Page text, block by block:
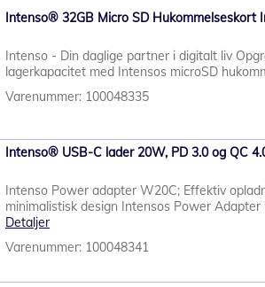
Intenso® 32GB Micro SD Hukommelseskort
Intenso - Din daglige partner i digitalt liv
lagerkapacitet med Intensos microSD
Varenummer: 100048335
Intenso® USB-C lader 20W, PD 3.0 og QC
Intenso Power adapter W20C; Effektiv
minimalistisk design Intensos Power Adapter
Detaljer
Varenummer: 100048341